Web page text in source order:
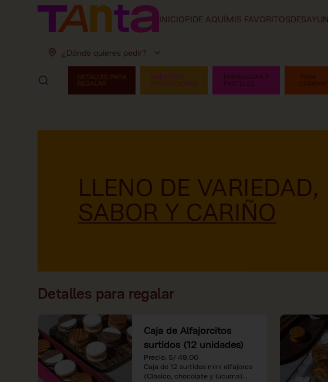
INICIOPIDE AQUÍMIS FAVORITOS
¿Dónde quieres pedir?
Detalles para regalar
Caja de Alfajorcitos
surtidos (12 unidades)
Precio: S/ 49.00
Caja de 12 surtidos mini alfajores
(Clásico, chocolate y lúcuma)